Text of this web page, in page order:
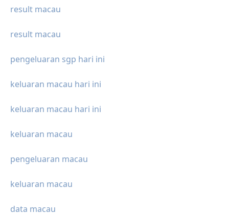
result macau
result macau
pengeluaran sgp hari ini
keluaran macau hari ini
keluaran macau hari ini
keluaran macau
pengeluaran macau
keluaran macau
data macau